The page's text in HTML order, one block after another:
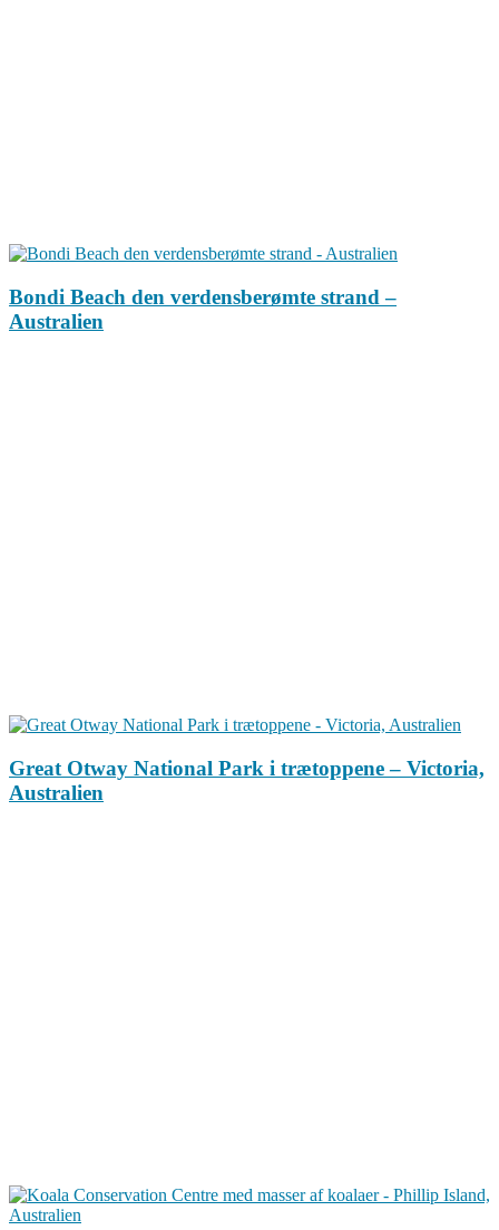
Bondi Beach den verdensberømte strand –
Australien
Great Otway National Park i trætoppene – Victoria,
Australien